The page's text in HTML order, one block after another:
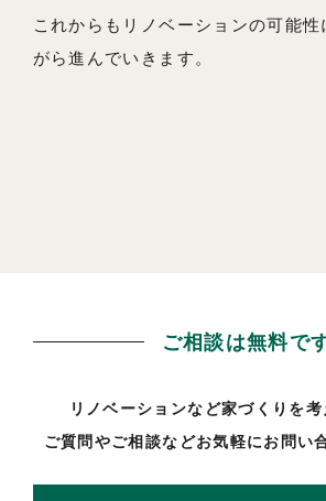
これからもリノベーションの可能
がら進んでいきます。
ご相談は無料で
リノベーションなど家づくりを考
ご質問やご相談などお気軽にお問い